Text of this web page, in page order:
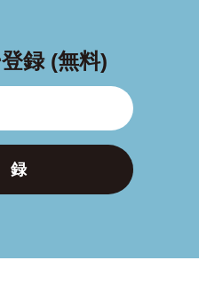
録 (無料)
録